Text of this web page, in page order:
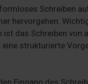
Schreiben
hervorgehen.
das Schreiben von
strukturierte